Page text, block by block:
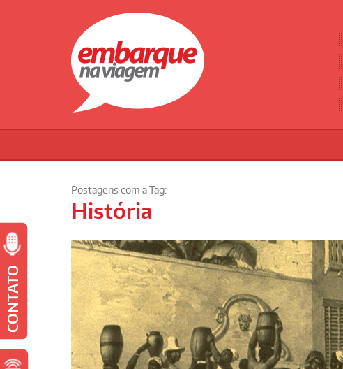
Postagens com a Tag:
História
CONTATO